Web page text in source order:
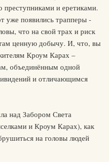
преступниками и еретиками.
уже появились трапперы -
что на свой трах и риск
ценную добычу. И, что, вы
Кроум Карах –
объединённым одной
и отличающимся
над Забором Света
и Кроум Карах), как
на головы людей